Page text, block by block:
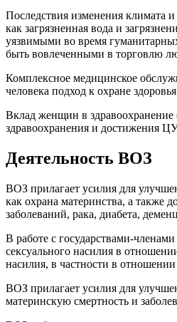
Последствия изменения климата
как загрязненная вода и
уязвимыми во время
быть вовлеченными в торговлю
Комплексное медицинское
человека подход к охране
Вклад женщин в здравоохранение
здравоохранения и достижения
Деятельность ВОЗ
ВОЗ прилагает усилия для
как охрана материнства, а также
заболеваний, рака, диабета,
В работе с государствами-
сексуального насилия в
насилия, в частности в
ВОЗ прилагает усилия для
материнскую смертность и